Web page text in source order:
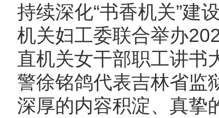
持续深化“书香机关”建
机关妇工委联合举办
直机关女干部职工讲书
警徐铭鸽代表吉林省监
深厚的内容积淀、真挚